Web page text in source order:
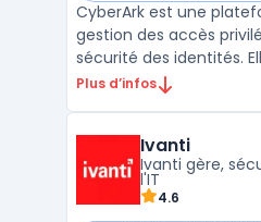
CyberArk est une
gestion des accès
sécurité des identités.
protéger les comptes
sophistiquées. Avec sa
Access Manager, Cy ...
Plus d’infos
Ivanti
Ivanti gère,
l'IT
4.6